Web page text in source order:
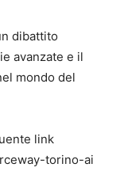
dibattito
avanzate e il
mondo del
link
torino-ai